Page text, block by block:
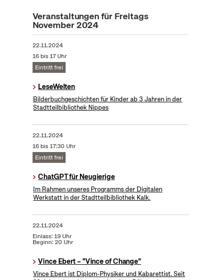
Veranstaltungen für Freitags
November 2024
22.11.2024
16 bis 17 Uhr
Eintritt frei
LeseWelten
Bilderbuchgeschichten für Kinder ab 3 Jahren in der
Stadtteilbibliothek Nippes
22.11.2024
16 bis 17:30 Uhr
Eintritt frei
ChatGPT für Neugierige
Im Rahmen unseres Programms der Digitalen
Werkstatt in der Stadtteilbibliothek Kalk.
22.11.2024
Einlass: 19 Uhr
Beginn: 20 Uhr
Vince Ebert – "Vince of Change"
Vince Ebert ist Diplom-Physiker und Kabarettist. Seit